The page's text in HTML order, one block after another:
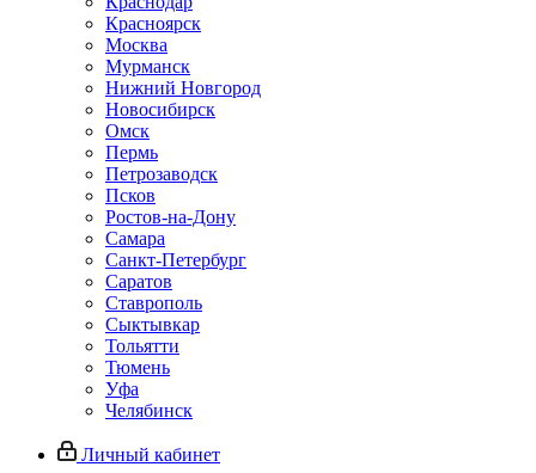
Красноярск
Москва
Мурманск
Нижний Новгород
Новосибирск
Омск
Пермь
Петрозаводск
Псков
Ростов-на-Дону
Самара
Санкт-Петербург
Саратов
Ставрополь
Сыктывкар
Тольятти
Тюмень
Уфа
Челябинск
Личный кабинет